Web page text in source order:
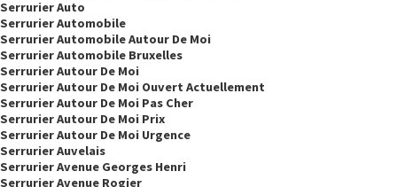
Serrurier Auto
Serrurier Automobile
Serrurier Automobile Autour De Moi
Serrurier Automobile Bruxelles
Serrurier Autour De Moi
Serrurier Autour De Moi Ouvert Actuellement
Serrurier Autour De Moi Pas Cher
Serrurier Autour De Moi Prix
Serrurier Autour De Moi Urgence
Serrurier Auvelais
Serrurier Avenue Georges Henri
Serrurier Avenue Rogier